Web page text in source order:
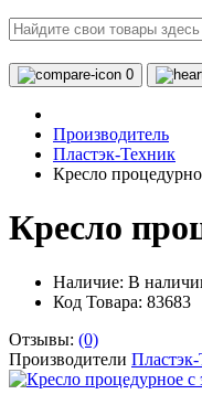
0
Производитель
Пластэк-Техник
Кресло
Кресло
Наличие: В
Код Товара: 83683
Отзывы: (0)
Производители